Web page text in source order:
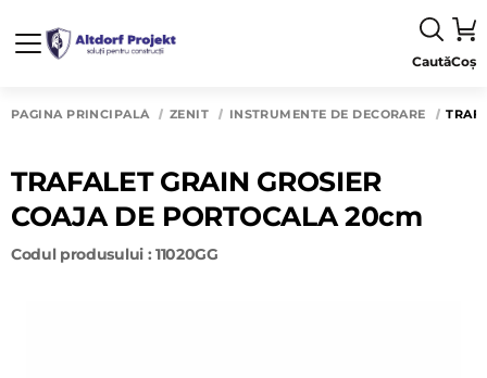
CautăCoș
PAGINA PRINCIPALĂ ZENIT INSTRUMENTE DE DECORARE
TRAFALET GRAIN GROSIER
COAJA DE PORTOCALA 20cm
Codul produsului : 11020GG